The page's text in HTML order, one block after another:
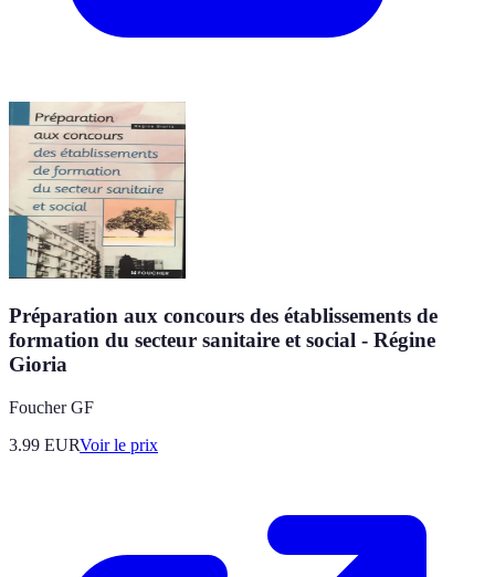
Préparation aux concours des établissements de
formation du secteur sanitaire et social - Régine
Gioria
Foucher GF
3.99 EURVoir le prix